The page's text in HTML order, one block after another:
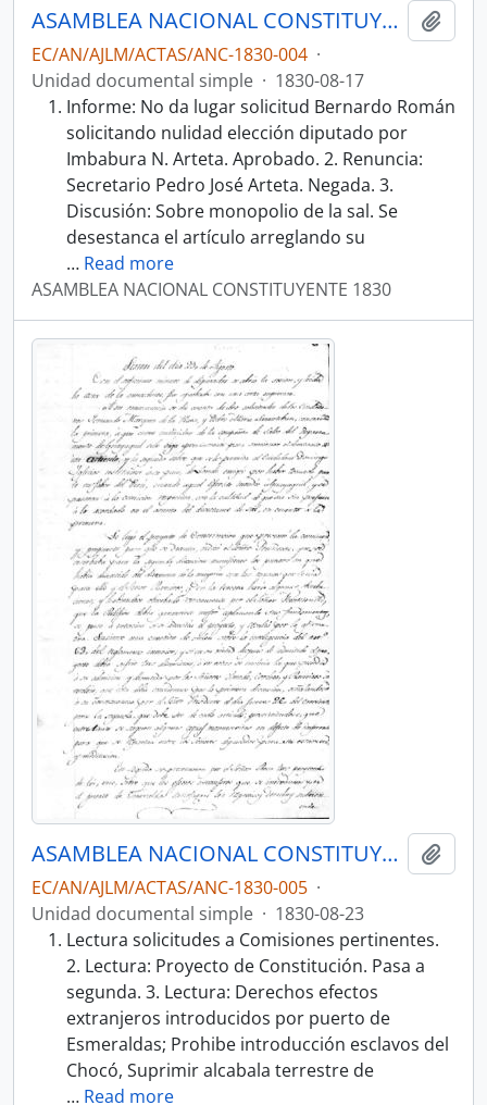
ASAMBLEA NACIONAL CONSTITUYENTE 1830
EC/AN/AJLM/ACTAS/ANC-1830-004 ·
Unidad documental simple · 1830-08-17
Informe: No da lugar solicitud Bernardo Román
solicitando nulidad elección diputado por
Imbabura N. Arteta. Aprobado. 2. Renuncia:
Secretario Pedro José Arteta. Negada. 3.
Discusión: Sobre monopolio de la sal. Se
desestanca el artículo arreglando su
… Read more
ASAMBLEA NACIONAL CONSTITUYENTE 1830
ASAMBLEA NACIONAL CONSTITUYENTE 1830
EC/AN/AJLM/ACTAS/ANC-1830-005 ·
Unidad documental simple · 1830-08-23
Lectura solicitudes a Comisiones pertinentes.
2. Lectura: Proyecto de Constitución. Pasa a
segunda. 3. Lectura: Derechos efectos
extranjeros introducidos por puerto de
Esmeraldas; Prohibe introducción esclavos del
Chocó, Suprimir alcabala terrestre de
… Read more